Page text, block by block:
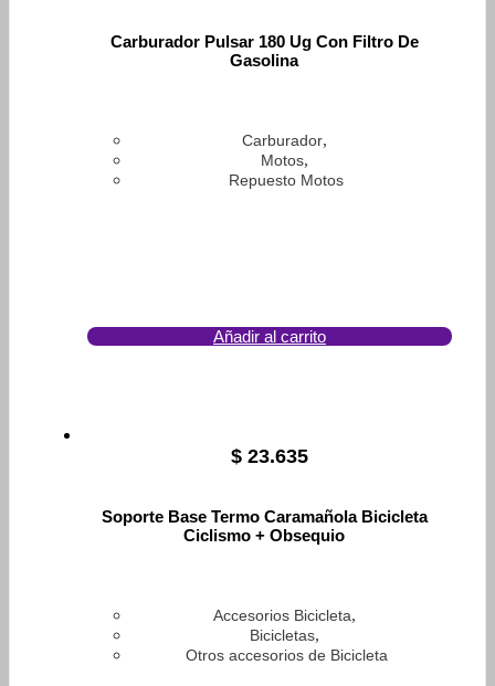
Carburador Pulsar 180 Ug Con Filtro De
Gasolina
Carburador,
Motos,
Repuesto Motos
Añadir al carrito
$ 23.635
Soporte Base Termo Caramañola Bicicleta
Ciclismo + Obsequio
Accesorios Bicicleta,
Bicicletas,
Otros accesorios de Bicicleta